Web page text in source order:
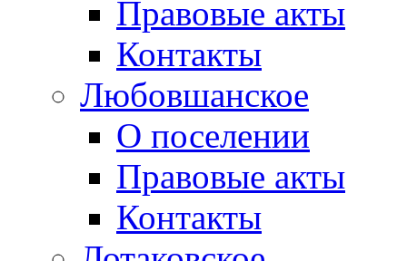
Правовые акты
Контакты
Любовшанское
О поселении
Правовые акты
Контакты